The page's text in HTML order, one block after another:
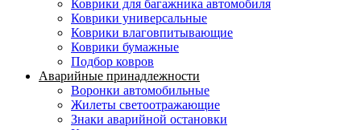
Коврики для багажника автомобиля
Коврики универсальные
Коврики влаговпитывающие
Коврики бумажные
Подбор ковров
Аварийные принадлежности
Воронки автомобильные
Жилеты светоотражающие
Знаки аварийной остановки